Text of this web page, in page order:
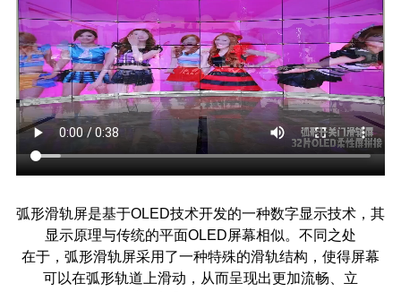
弧形滑轨屏是基于OLED技术开发的一种数字显示技术，其
显示原理与传统的平面OLED屏幕相似。不同之处
在于，弧形滑轨屏采用了一种特殊的滑轨结构，使得屏幕
可以在弧形轨道上滑动，从而呈现出更加流畅、立